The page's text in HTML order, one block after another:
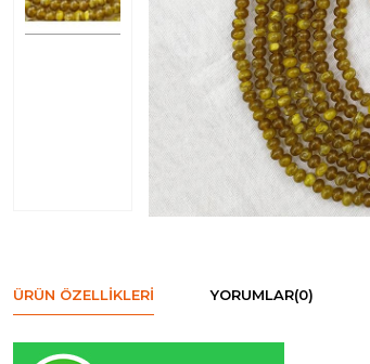
ÜRÜN ÖZELLIKLERI YORUMLAR(0)